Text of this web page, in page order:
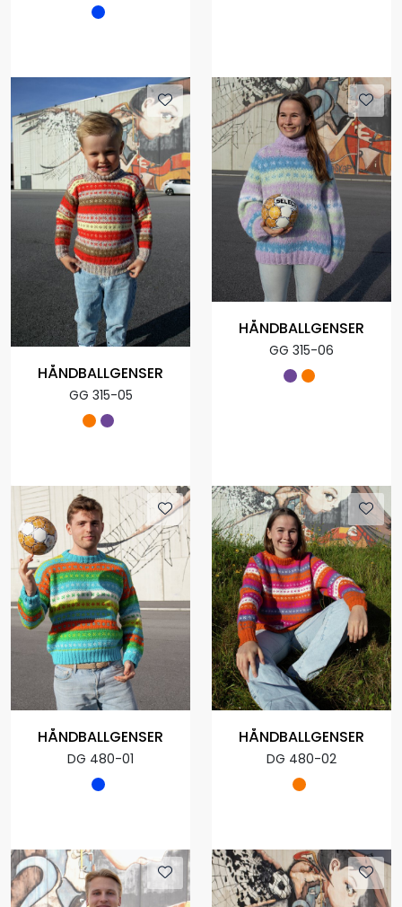
HÅNDBALLGENSER
GG 315-05
HÅNDBALLGENSER
GG 315-06
HÅNDBALLGENSER
DG 480-01
HÅNDBALLGENSER
DG 480-02